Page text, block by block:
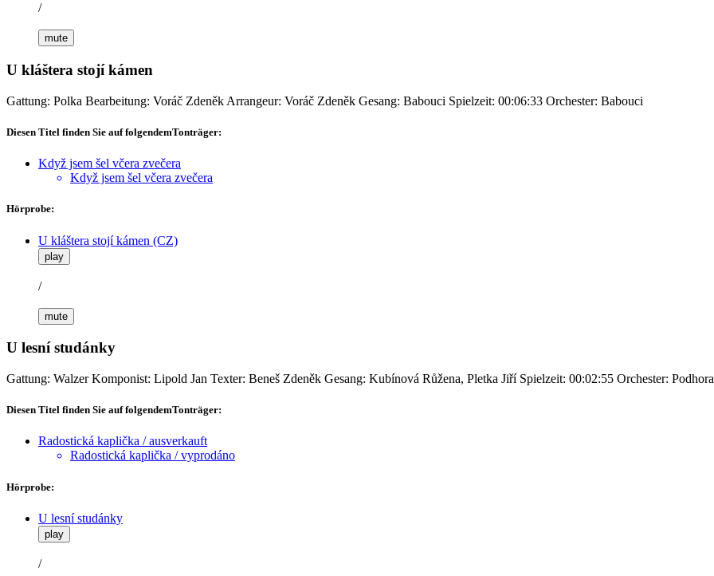
/
mute
U kláštera stojí kámen
Gattung: Polka Bearbeitung: Voráč Zdeněk Arrangeur: Voráč Zdeněk Gesang: Babouci Spielzeit: 00:06:33 Orchester: Babouci
Diesen Titel finden Sie auf folgendemTonträger:
Když jsem šel včera zvečera
Když jsem šel včera zvečera
Hörprobe:
U kláštera stojí kámen (CZ)
play
/
mute
U lesní studánky
Gattung: Walzer Komponist: Lipold Jan Texter: Beneš Zdeněk Gesang: Kubínová Růžena, Pletka Jiří Spielzeit: 00:02:55 Orchester:
Diesen Titel finden Sie auf folgendemTonträger:
Radostická kaplička / ausverkauft
Radostická kaplička / vyprodáno
Hörprobe:
U lesní studánky
play
/